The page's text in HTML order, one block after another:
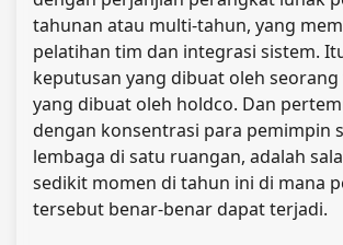
tahunan atau multi-tahun, yang
pelatihan tim dan integrasi sistem.
keputusan yang dibuat oleh
yang dibuat oleh holdco. Dan
dengan konsentrasi para pemimpin
lembaga di satu ruangan, adalah
sedikit momen di tahun ini di mana
tersebut benar-benar dapat terjadi.